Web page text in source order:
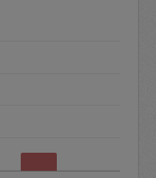
とスポット